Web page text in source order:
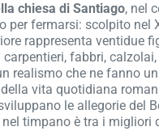
chiesa di Santiago, nel
per fermarsi: scolpito nel
rappresenta ventidue
fabbri,
realismo che ne fanno
vita quotidiana
le allegorie del
timpano è tra i migliori